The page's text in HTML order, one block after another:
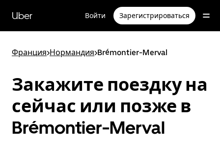
перейти
к
Uber Войти Зарегистрироваться
Франция>Нормандия>Brémontier-Merval
Закажите поездку на
сейчас или позже в
Brémontier-Merval